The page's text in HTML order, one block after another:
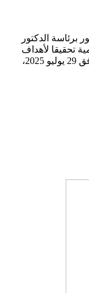
برئاسة الدكتور
تحقيقا لأهداف
التنمية المستدامة، انطلقت اليوم الثلاثاء الموافق 29 يوليو 2025،